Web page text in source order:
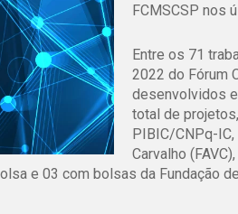
FCMSCSP nos
Entre os 71
2022 do Fórum
desenvolvidos
total de
PIBIC/CNPq-
Carvalho
e 03 com bolsas da Fundação